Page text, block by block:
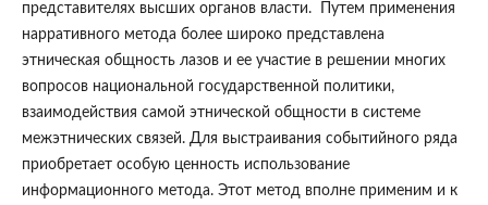
представителях высших органов власти. Путем применения
нарративного метода более широко представлена
этническая общность лазов и ее участие в решении многих
вопросов национальной государственной политики,
взаимодействия самой этнической общности в системе
межэтнических связей. Для выстраивания событийного ряда
приобретает особую ценность использование
информационного метода. Этот метод вполне применим и к